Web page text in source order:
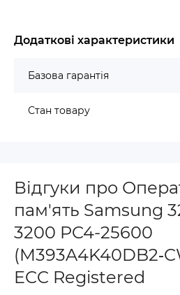
Додаткові характеристики
Базова гарантія
Стан товару
Відгуки про
пам'ять Samsung
3200 PC4-25600
ECC Registered